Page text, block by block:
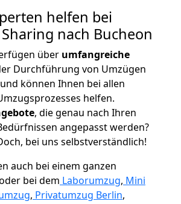
helfen bei
nach Bucheon
über umfangreiche
Durchführung von Umzügen
können Ihnen bei allen
helfen.
, die genau nach Ihren
angepasst werden?
bei uns selbstverständlich!
auch bei einem ganzen
bei dem Laborumzug, Mini
, Privatumzug Berlin,